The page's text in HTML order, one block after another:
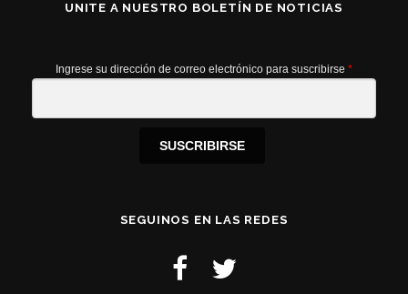
UNITE A NUESTRO BOLETÍN DE NOTICIAS
Ingrese su dirección de correo electrónico para suscribirse *
SUSCRIBIRSE
SEGUINOS EN LAS REDES